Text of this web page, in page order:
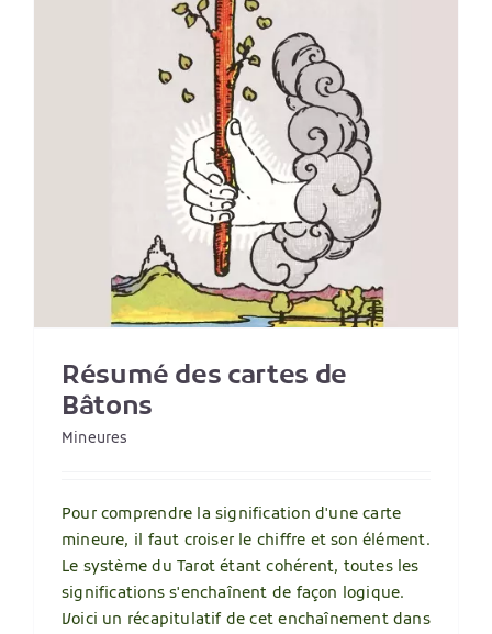
Résumé des cartes de
Bâtons
Mineures
Pour comprendre la signification d'une carte
mineure, il faut croiser le chiffre et son élément.
Le système du Tarot étant cohérent, toutes les
significations s'enchaînent de façon logique.
Voici un récapitulatif de cet enchaînement dans